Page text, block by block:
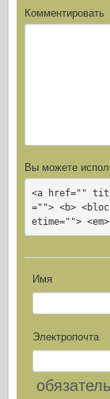
Комментировать
Вы можете
<a href=""
=""> <b>
etime="">
Имя
Электропочта